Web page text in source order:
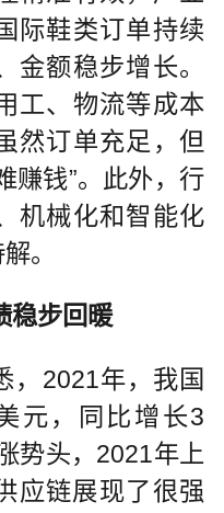
际鞋类订单持续
金额稳步增长。
工、物流等成本
然订单充足，但
赚钱”。此外，行
机械化和智能化
。
稳步回暖
，2021年，我国
元，同比增长3
势头，2021年上
应链展现了很强